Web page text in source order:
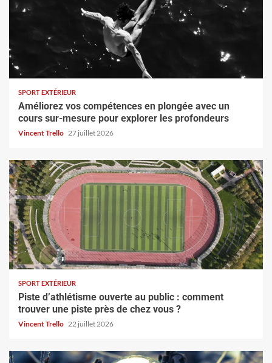
SPORT EXTÉRIEUR
Améliorez vos compétences en plongée avec un
cours sur-mesure pour explorer les profondeurs
Vincent Trello 27 juillet 2026
SPORT EXTÉRIEUR
Piste d’athlétisme ouverte au public : comment
trouver une piste près de chez vous ?
Vincent Trello 22 juillet 2026